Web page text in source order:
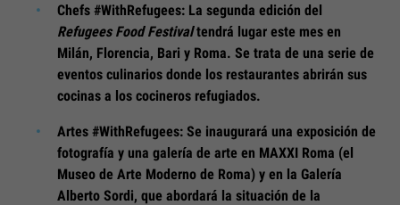
Chefs #WithRefugees: La segunda edición del
Refugees Food Festivaltendrá lugar este mes en
Milán, Florencia, Bari y Roma. Se trata de una serie de
eventos culinarios donde los restaurantes abrirán sus
cocinas a los cocineros refugiados.
Artes #WithRefugees: Se inaugurará una exposición de
fotografía y una galería de arte en MAXXI Roma (el
Museo de Arte Moderno de Roma) y en la Galería
Alberto Sordi, que abordará la situación de la